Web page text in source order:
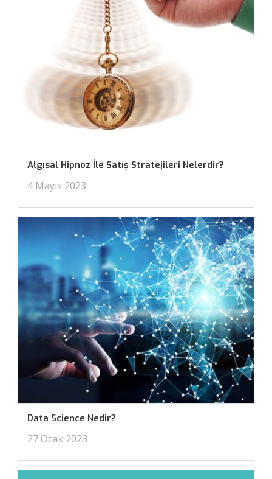
Algısal Hipnoz İle Satış Stratejileri Nelerdir?
4 Mayıs 2023
Data Science Nedir?
27 Ocak 2023